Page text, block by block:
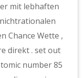
mit lebhaften
Chance Wette ,
direkt . set out
number 85